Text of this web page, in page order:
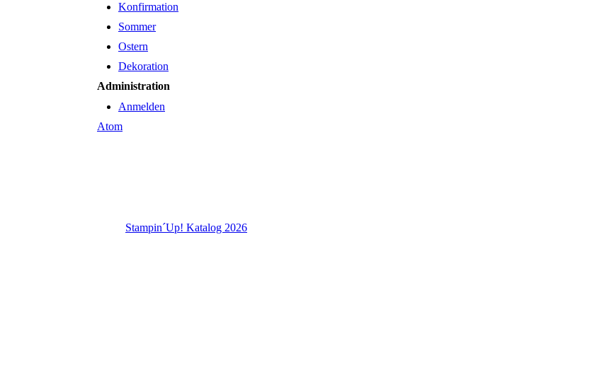
Konfirmation
Sommer
Ostern
Dekoration
Administration
Anmelden
Atom
Stampin´Up! Katalog 2026